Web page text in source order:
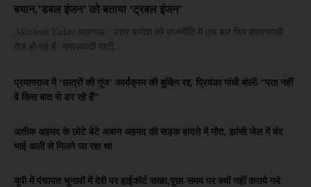
बयान,’डबल इंजन’ को बताया ‘ट्रबल इंजन’
Akhilesh Yadav लखनऊ : उत्तर प्रदेश की राजनीति में एक बार फिर बयानबाजी
तेज हो गई है. समाजवादी पार्टी...
प्रयागराज में ‘छात्रों की गूंज’ कार्यक्रम की बुकिंग रद्द, प्रियंका गांधी बोली-“पता नहीं
वे किस बात से डर रहे हैं”
अतीक अहमद के छोटे बेटे अबान अहमद की सड़क हादसे में मौत, झांसी जेल में बंद
भाई अली से मिलने जा रहा था
यूपी में पंचायत चुनावों में देरी पर हाईकोर्ट सख्त,पूछा-समय पर क्यों नहीं कराये गये